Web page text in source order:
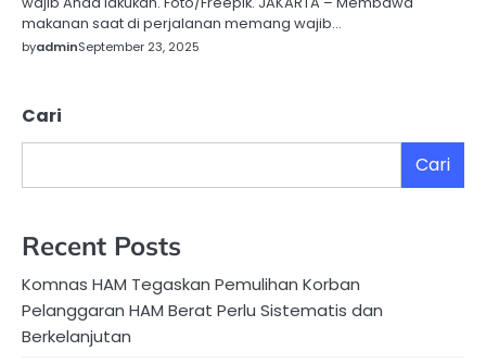
makanan saat di perjalanan memang wajib…
byadminSeptember 23, 2025
Cari
Cari
Recent Posts
Komnas HAM Tegaskan Pemulihan Korban
Pelanggaran HAM Berat Perlu Sistematis dan
Berkelanjutan